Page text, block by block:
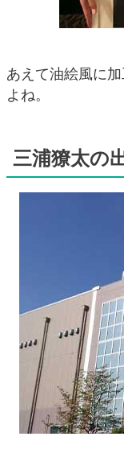
あえて油絵風に
よね。
三浦獠太の